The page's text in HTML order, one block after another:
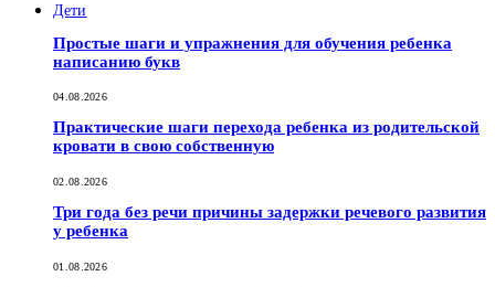
Дети
Простые шаги и упражнения для обучения ребенка
написанию букв
04.08.2026
Практические шаги перехода ребенка из родительской
кровати в свою собственную
02.08.2026
Три года без речи причины задержки речевого развития
у ребенка
01.08.2026